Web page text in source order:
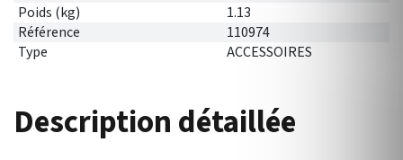
Poids (kg)
1.13
Référence
110974
Type
ACCESSOIRES
Description détaillée